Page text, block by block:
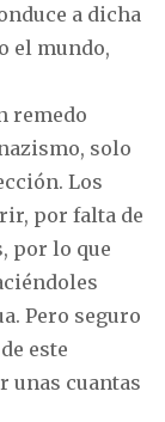
a dicha
el mundo,
remedo
solo
Los
por falta de
por lo que
Pero seguro
este
unas cuantas